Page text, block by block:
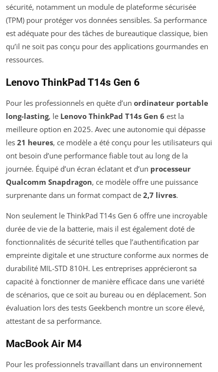
sécurité, notamment un module de plateforme sécurisée
(TPM) pour protéger vos données sensibles. Sa performance
est adéquate pour des tâches de bureautique classique, bien
qu’il ne soit pas conçu pour des applications gourmandes en
ressources.
Lenovo ThinkPad T14s Gen 6
Pour les professionnels en quête d’un ordinateur portable
long-lasting, le Lenovo ThinkPad T14s Gen 6 est la
meilleure option en 2025. Avec une autonomie qui dépasse
les 21 heures, ce modèle a été conçu pour les utilisateurs qui
ont besoin d’une performance fiable tout au long de la
journée. Équipé d’un écran éclatant et d’un processeur
Qualcomm Snapdragon, ce modèle offre une puissance
surprenante dans un format compact de 2,7 livres.
Non seulement le ThinkPad T14s Gen 6 offre une incroyable
durée de vie de la batterie, mais il est également doté de
fonctionnalités de sécurité telles que l’authentification par
empreinte digitale et une structure conforme aux normes de
durabilité MIL-STD 810H. Les entreprises apprécieront sa
capacité à fonctionner de manière efficace dans une variété
de scénarios, que ce soit au bureau ou en déplacement. Son
évaluation lors des tests Geekbench montre un score élevé,
attestant de sa performance.
MacBook Air M4
Pour les professionnels travaillant dans un environnement